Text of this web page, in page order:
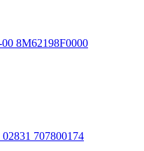
8M62198F0000
707800174